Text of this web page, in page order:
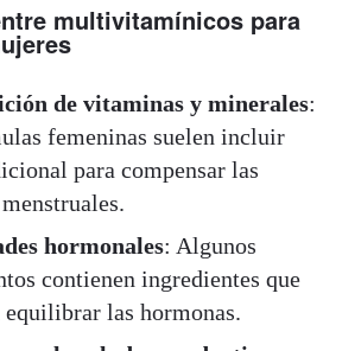
multivitamínicos para
de vitaminas y minerales:
femeninas suelen incluir
para compensar las
hormonales: Algunos
contienen ingredientes que
equilibrar las hormonas.